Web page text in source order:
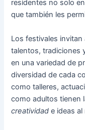
residentes no solo
que también les
Los festivales
talentos, tradiciones
en una variedad de
diversidad de cada
como talleres,
como adultos tienen
creatividad e ideas al